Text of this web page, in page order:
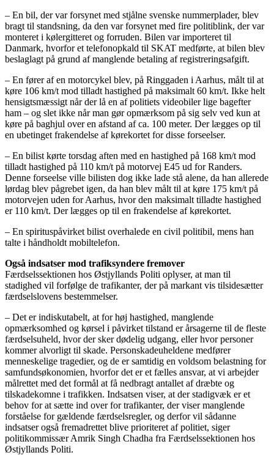
– En bil, der var forsynet med stjålne svenske nummerplader, blev
bragt til standsning, da den var forsynet med fire politiblink, der var
monteret i kølergitteret og forruden. Bilen var importeret til
Danmark, hvorfor et telefonopkald til SKAT medførte, at bilen blev
beslaglagt på grund af manglende betaling af registreringsafgift.
– En fører af en motorcykel blev, på Ringgaden i Aarhus, målt til at
køre 106 km/t mod tilladt hastighed på maksimalt 60 km/t. Ikke helt
hensigtsmæssigt når der lå en af politiets videobiler lige bagefter
ham – og slet ikke når man gør opmærksom på sig selv ved kun at
køre på baghjul over en afstand af ca. 100 meter. Der lægges op til
en ubetinget frakendelse af kørekortet for disse forseelser.
– En bilist kørte torsdag aften med en hastighed på 168 km/t mod
tilladt hastighed på 110 km/t på motorvej E45 ud for Randers.
Denne forseelse ville bilisten dog ikke lade stå alene, da han allerede
lørdag blev pågrebet igen, da han blev målt til at køre 175 km/t på
motorvejen uden for Aarhus, hvor den maksimalt tilladte hastighed
er 110 km/t. Der lægges op til en frakendelse af kørekortet.
– En spirituspåvirket bilist overhalede en civil politibil, mens han
talte i håndholdt mobiltelefon.
Også indsatser mod trafiksyndere fremover
Færdselssektionen hos Østjyllands Politi oplyser, at man til
stadighed vil forfølge de trafikanter, der på markant vis tilsidesætter
færdselslovens bestemmelser.
– Det er indiskutabelt, at for høj hastighed, manglende
opmærksomhed og kørsel i påvirket tilstand er årsagerne til de fleste
færdselsuheld, hvor der sker dødelig udgang, eller hvor personer
kommer alvorligt til skade. Personskadeuheldene medfører
menneskelige tragedier, og de er samtidig en voldsom belastning for
samfundsøkonomien, hvorfor det er et fælles ansvar, at vi arbejder
målrettet med det formål at få nedbragt antallet af dræbte og
tilskadekomne i trafikken. Indsatsen viser, at der stadigvæk er et
behov for at sætte ind over for trafikanter, der viser manglende
forståelse for gældende færdselsregler, og derfor vil sådanne
indsatser også fremadrettet blive prioriteret af politiet, siger
politikommissær Amrik Singh Chadha fra Færdselssektionen hos
Østjyllands Politi.